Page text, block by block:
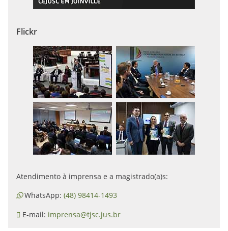
Flickr
Atendimento à imprensa e a magistrado(a)s:
WhatsApp: (48) 98414-1493
E-mail: imprensa@tjsc.jus.br